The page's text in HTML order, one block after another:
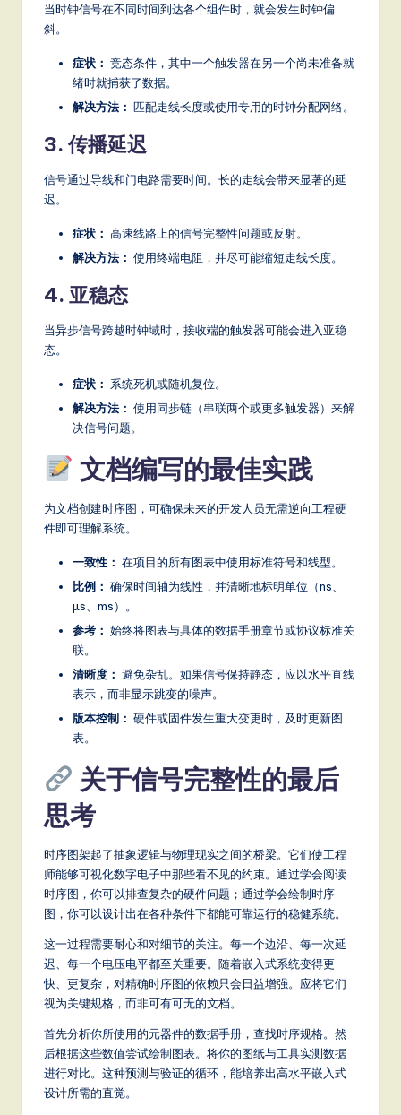
当时钟信号在不同时间到达各个组件时，就会发生时钟偏
斜。
症状： 竞态条件，其中一个触发器在另一个尚未准备就
绪时就捕获了数据。
解决方法： 匹配走线长度或使用专用的时钟分配网络。
3. 传播延迟
信号通过导线和门电路需要时间。长的走线会带来显著的延
迟。
症状： 高速线路上的信号完整性问题或反射。
解决方法： 使用终端电阻，并尽可能缩短走线长度。
4. 亚稳态
当异步信号跨越时钟域时，接收端的触发器可能会进入亚稳
态。
症状： 系统死机或随机复位。
解决方法： 使用同步链（串联两个或更多触发器）来解
决信号问题。
文档编写的最佳实践
为文档创建时序图，可确保未来的开发人员无需逆向工程硬
件即可理解系统。
一致性： 在项目的所有图表中使用标准符号和线型。
比例： 确保时间轴为线性，并清晰地标明单位（ns、
µs、ms）。
参考： 始终将图表与具体的数据手册章节或协议标准关
联。
清晰度： 避免杂乱。如果信号保持静态，应以水平直线
表示，而非显示跳变的噪声。
版本控制： 硬件或固件发生重大变更时，及时更新图
表。
关于信号完整性的最后
思考
时序图架起了抽象逻辑与物理现实之间的桥梁。它们使工程
师能够可视化数字电子中那些看不见的约束。通过学会阅读
时序图，你可以排查复杂的硬件问题；通过学会绘制时序
图，你可以设计出在各种条件下都能可靠运行的稳健系统。
这一过程需要耐心和对细节的关注。每一个边沿、每一次延
迟、每一个电压电平都至关重要。随着嵌入式系统变得更
快、更复杂，对精确时序图的依赖只会日益增强。应将它们
视为关键规格，而非可有可无的文档。
首先分析你所使用的元器件的数据手册，查找时序规格。然
后根据这些数值尝试绘制图表。将你的图纸与工具实测数据
进行对比。这种预测与验证的循环，能培养出高水平嵌入式
设计所需的直觉。